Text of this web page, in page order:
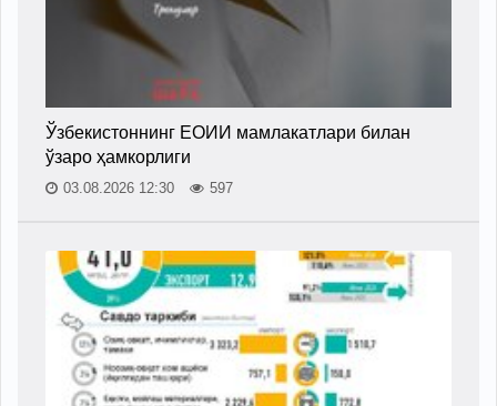
Ўзбекистоннинг ЕОИИ мамлакатлари билан
ўзаро ҳамкорлиги
03.08.2026 12:30 597